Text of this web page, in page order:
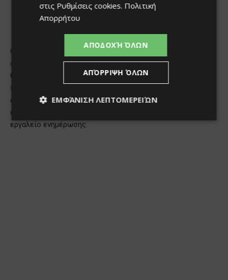
στις Ρυθμίσεις cookies. Πολιτική
Απορρήτου
ΑΠΟΔΟΧΉ ΌΛΩΝ
ΑΠΌΡΡΙΨΗ ΌΛΩΝ
ΕΜΦΆΝΙΣΗ ΛΕΠΤΟΜΕΡΕΙΏΝ